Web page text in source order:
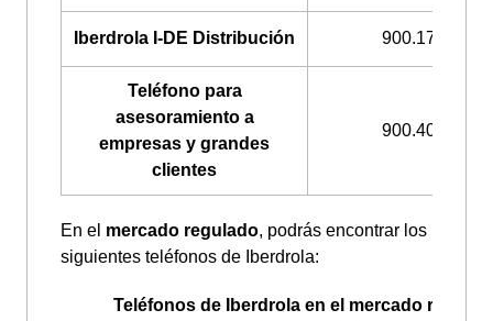
Iberdrola I-DE Distribución 900.171.171
Teléfono para
asesoramiento a
empresas y grandes
clientes
900.400.408
En el mercado regulado, podrás encontrar los
siguientes teléfonos de Iberdrola:
Teléfonos de Iberdrola en el mercado